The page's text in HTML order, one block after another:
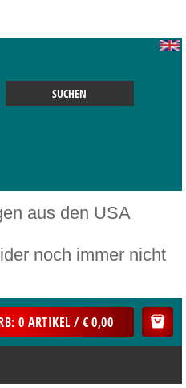
aus den USA
noch immer nicht
0 ARTIKEL / € 0,00